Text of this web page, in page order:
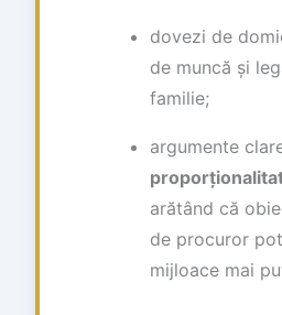
dovezi de
de muncă și
familie;
argumente
arătând că
de procuror
mijloace mai